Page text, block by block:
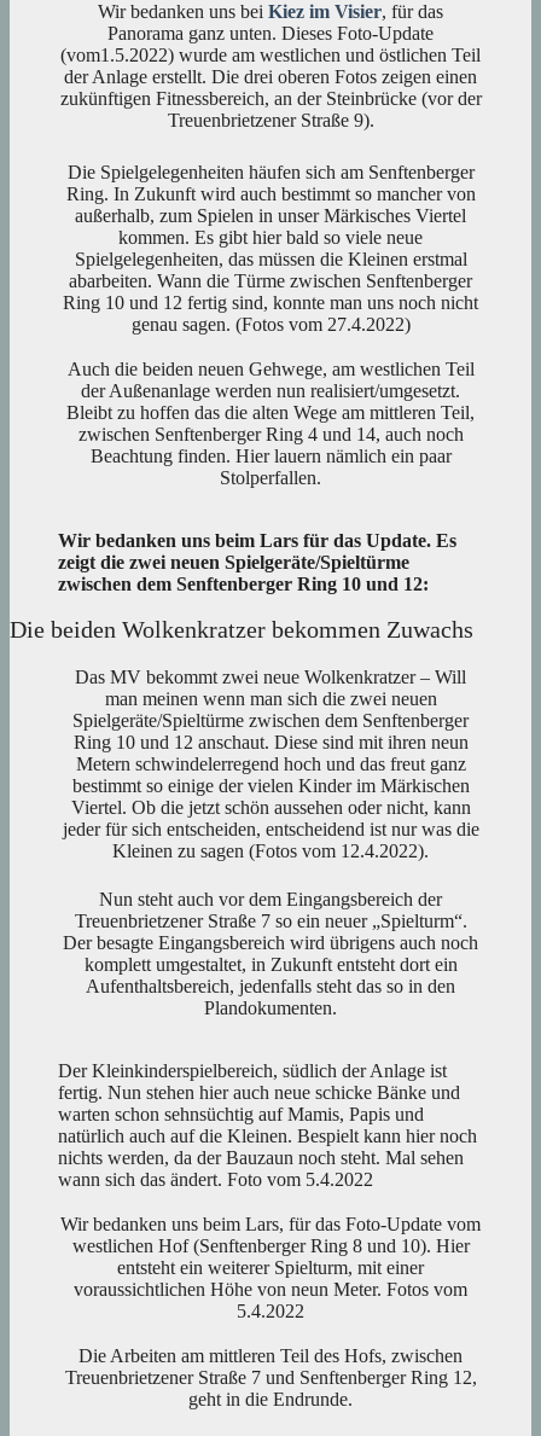
Wir bedanken uns bei Kiez im Visier, für das
Panorama ganz unten. Dieses Foto-Update
(vom1.5.2022) wurde am westlichen und östlichen Teil
der Anlage erstellt. Die drei oberen Fotos zeigen einen
zukünftigen Fitnessbereich, an der Steinbrücke (vor der
Treuenbrietzener Straße 9).
Die Spielgelegenheiten häufen sich am Senftenberger
Ring. In Zukunft wird auch bestimmt so mancher von
außerhalb, zum Spielen in unser Märkisches Viertel
kommen. Es gibt hier bald so viele neue
Spielgelegenheiten, das müssen die Kleinen erstmal
abarbeiten. Wann die Türme zwischen Senftenberger
Ring 10 und 12 fertig sind, konnte man uns noch nicht
genau sagen. (Fotos vom 27.4.2022)
Auch die beiden neuen Gehwege, am westlichen Teil
der Außenanlage werden nun realisiert/umgesetzt.
Bleibt zu hoffen das die alten Wege am mittleren Teil,
zwischen Senftenberger Ring 4 und 14, auch noch
Beachtung finden. Hier lauern nämlich ein paar
Stolperfallen.
Wir bedanken uns beim Lars für das Update. Es
zeigt die zwei neuen Spielgeräte/Spieltürme
zwischen dem Senftenberger Ring 10 und 12:
Die beiden Wolkenkratzer bekommen Zuwachs
Das MV bekommt zwei neue Wolkenkratzer – Will
man meinen wenn man sich die zwei neuen
Spielgeräte/Spieltürme zwischen dem Senftenberger
Ring 10 und 12 anschaut. Diese sind mit ihren neun
Metern schwindelerregend hoch und das freut ganz
bestimmt so einige der vielen Kinder im Märkischen
Viertel. Ob die jetzt schön aussehen oder nicht, kann
jeder für sich entscheiden, entscheidend ist nur was die
Kleinen zu sagen (Fotos vom 12.4.2022).
Nun steht auch vor dem Eingangsbereich der
Treuenbrietzener Straße 7 so ein neuer „Spielturm“.
Der besagte Eingangsbereich wird übrigens auch noch
komplett umgestaltet, in Zukunft entsteht dort ein
Aufenthaltsbereich, jedenfalls steht das so in den
Plandokumenten.
Der Kleinkinderspielbereich, südlich der Anlage ist
fertig. Nun stehen hier auch neue schicke Bänke und
warten schon sehnsüchtig auf Mamis, Papis und
natürlich auch auf die Kleinen. Bespielt kann hier noch
nichts werden, da der Bauzaun noch steht. Mal sehen
wann sich das ändert. Foto vom 5.4.2022
Wir bedanken uns beim Lars, für das Foto-Update vom
westlichen Hof (Senftenberger Ring 8 und 10). Hier
entsteht ein weiterer Spielturm, mit einer
voraussichtlichen Höhe von neun Meter. Fotos vom
5.4.2022
Die Arbeiten am mittleren Teil des Hofs, zwischen
Treuenbrietzener Straße 7 und Senftenberger Ring 12,
geht in die Endrunde.